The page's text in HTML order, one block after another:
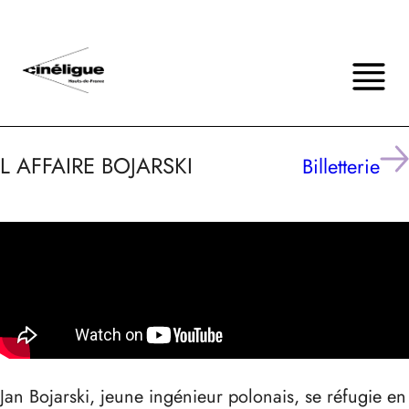
L AFFAIRE BOJARSKI Billetterie
Jan Bojarski, jeune ingénieur polonais, se réfugie en